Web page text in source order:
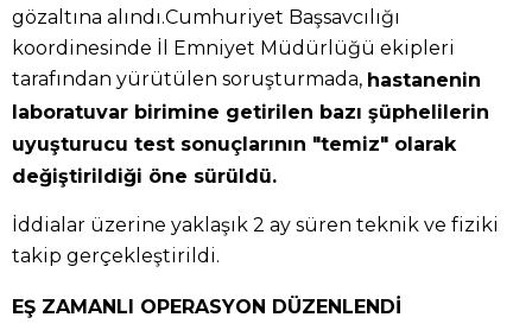
gözaltına alındı.Cumhuriyet Başsavcılığı
koordinesinde İl Emniyet Müdürlüğü ekipleri
tarafından yürütülen soruşturmada, hastanenin
laboratuvar birimine getirilen bazı şüphelilerin
uyuşturucu test sonuçlarının "temiz" olarak
değiştirildiği öne sürüldü.
İddialar üzerine yaklaşık 2 ay süren teknik ve fiziki
takip gerçekleştirildi.
EŞ ZAMANLI OPERASYON DÜZENLENDİ